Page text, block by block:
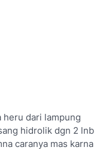
heru dari lampung
hidrolik dgn 2 lnb
caranya mas karna